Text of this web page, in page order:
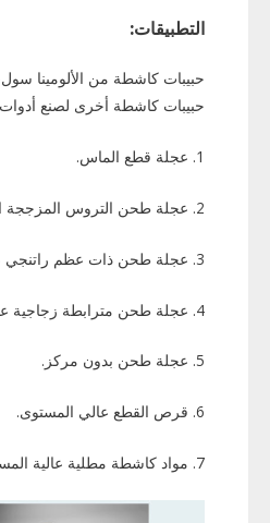
التطبيقات:
حبيبات كاشطة من الألومينا
حبيبات كاشطة أخرى لصنع
1. عجلة قطع الماس.
2. عجلة طحن التروس المزججة الماسية.
3. عجلة طحن ذات عظم راتنجي عالي المستوى.
4. عجلة طحن مترابطة زجاجية عالية المستوى.
5. عجلة طحن بدون مركز.
6. قرص القطع عالي المستوى.
7. مواد كاشطة مطلية عالية المستوى.